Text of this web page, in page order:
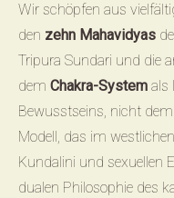
Wir schöpfen aus
den zehn Mahavidyas
Tripura Sundari und die
dem Chakra-System als
Bewusstseins, nicht
Modell, das im
Kundalini und sexuellen
dualen Philosophie des